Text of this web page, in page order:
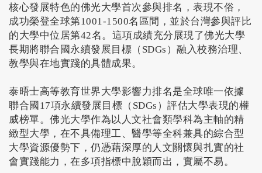
核心發展特色的佛光大學首次參與排名，表現不俗，
成功榮登全球第1001-1500名區間，並於台灣參與評比
的大學中位居第42名。這項成績充分展現了佛光大學
長期將聯合國永續發展目標（SDGs）融入校務治理、
教學與在地實踐的具體成果。
泰晤士高等教育世界大學影響力排名是全球唯一依據
聯合國17項永續發展目標（SDGs）評估大學表現的權
威榜單。佛光大學作為以人文社會類學科為主軸的精
緻型大學，在不具備理工、醫學等全科兼具的綜合型
大學資源優勢下，仍憑藉深厚的人文關懷與扎實的社
會實踐能力，在多項指標中脫穎而出，實屬不易。